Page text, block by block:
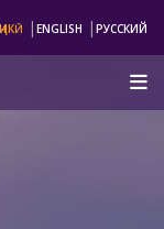
| ENGLISH | РУССКИЙ